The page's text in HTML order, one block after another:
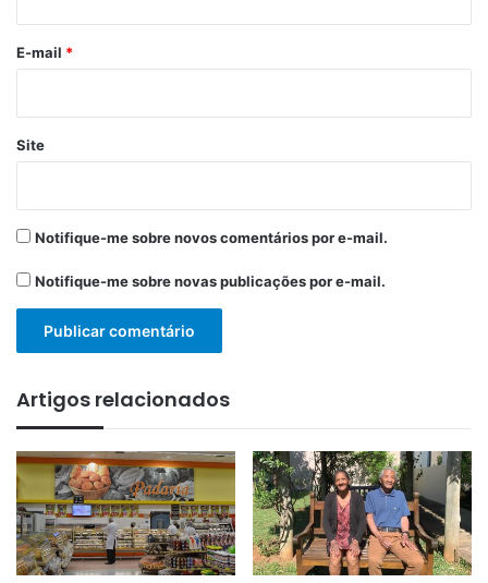
*
E-mail *
Site
Notifique-me sobre novos comentários por e-mail.
Notifique-me sobre novas publicações por e-mail.
Artigos relacionados